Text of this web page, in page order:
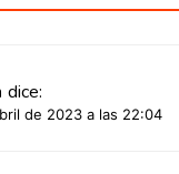
dice:
de 2023 a las 22:04